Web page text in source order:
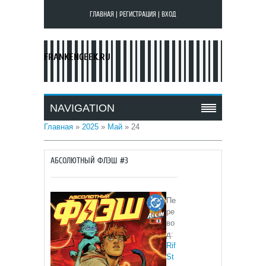
ГЛАВНАЯ РЕГИСТРАЦИЯ ВХОД
FRANKENGEEK.RU
NAVIGATION
Главная » 2025 » Май » 24
АБСОЛЮТНЫЙ ФЛЭШ #3
Пе
ре
во
д:
Rif
St